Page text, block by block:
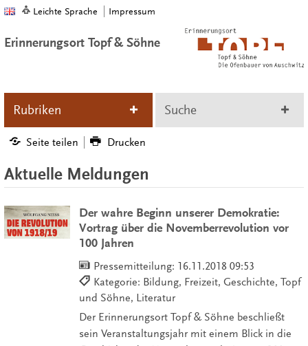
Leichte Sprache Impressum
Erinnerungsort Topf & Söhne
Rubriken Suche
Seite teilen Drucken
Aktuelle Meldungen
Der wahre Beginn unserer Demokratie:
Vortrag über die Novemberrevolution vor
100 Jahren
Pressemitteilung: 16.11.2018 09:53
Kategorie: Bildung, Freizeit, Geschichte, Topf
und Söhne, Literatur
Der Erinnerungsort Topf & Söhne beschließt
sein Veranstaltungsjahr mit einem Blick in die